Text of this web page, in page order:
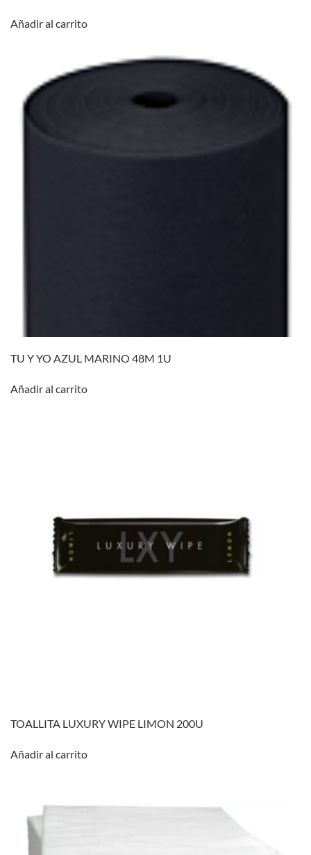
Añadir al carrito
TU Y YO AZUL MARINO 48M 1U
Añadir al carrito
TOALLITA LUXURY WIPE LIMON 200U
Añadir al carrito